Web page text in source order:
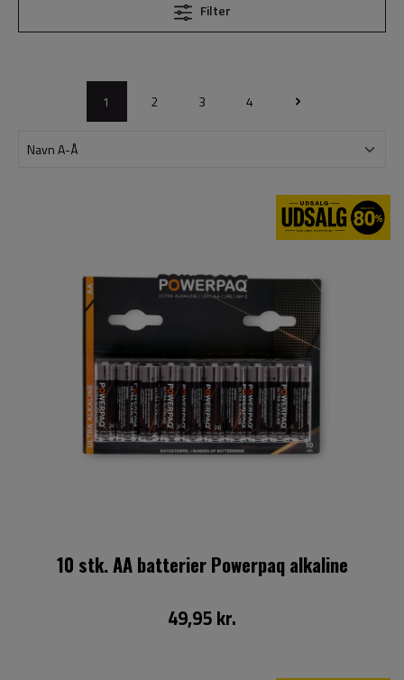
Filter
1 2 3 4
10 stk. AA batterier Powerpaq alkaline
49,95 kr.